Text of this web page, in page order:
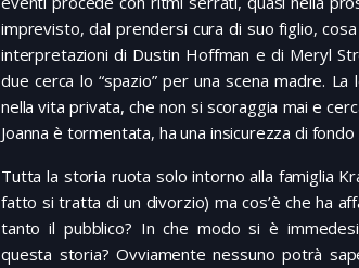
imprevisto, dal prendersi cura di suo figlio,
interpretazioni di Dustin Hoffman e di Meryl
due cerca lo “spazio” per una scena madre.
nella vita privata, che non si scoraggia mai e
Joanna è tormentata, ha una insicurezza di
Tutta la storia ruota solo intorno alla famiglia
fatto si tratta di un divorzio) ma cos’è che ha
tanto il pubblico? In che modo si è
questa storia? Ovviamente nessuno potrà